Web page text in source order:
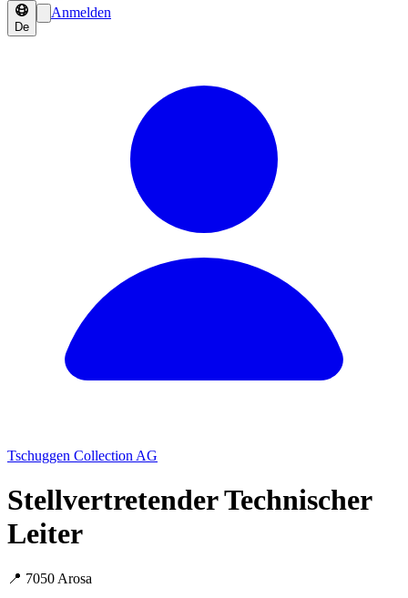
De
Anmelden
Tschuggen Collection AG
Stellvertretender Technischer
Leiter
📍 7050 Arosa